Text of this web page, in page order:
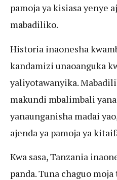
pamoja ya kisiasa yenye
mabadiliko.
Historia inaonesha
kandamizi unaoanguka
yaliyotawanyika.
makundi mbalimbali
yanaunganisha madai
ajenda ya pamoja ya
Kwa sasa, Tanzania
panda. Tuna chaguo